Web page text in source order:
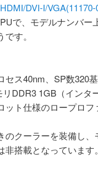
DVI-I/VGA(11170-
で、モデルナンバー
す。
セス40nm、SP数320
DDR3 1GB（インタ
ト仕様のロープロフ
のクーラーを装備し
搭載となっています。